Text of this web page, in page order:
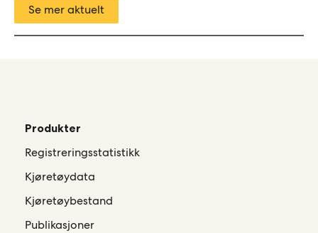
Se mer aktuelt
Produkter
Registreringsstatistikk
Kjøretøydata
Kjøretøybestand
Publikasjoner